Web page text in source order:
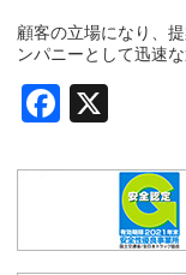
顧客の立場になり、
ンパニーとして迅速